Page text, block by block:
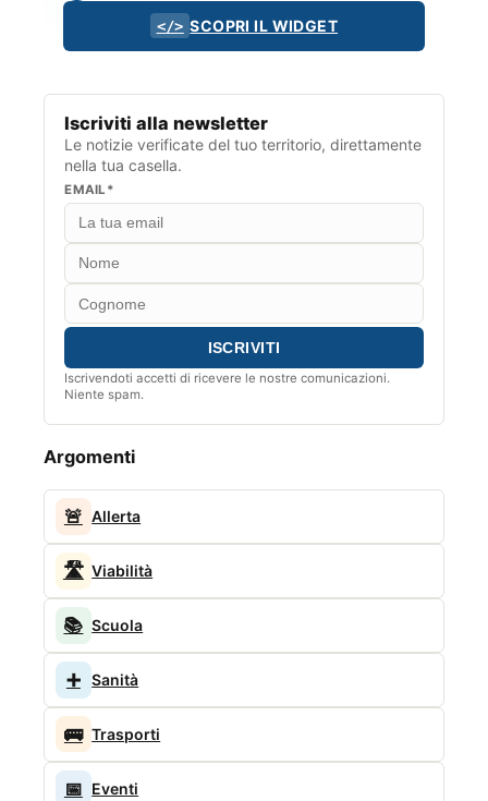
</> SCOPRI IL WIDGET
Iscriviti alla newsletter
Le notizie verificate del tuo territorio, direttamente
nella tua casella.
EMAIL*
Iscrivendoti accetti di ricevere le nostre comunicazioni.
Niente spam.
Argomenti
🚨 Allerta
🛣️ Viabilità
📚 Scuola
➕ Sanità
🚌 Trasporti
📅 Eventi